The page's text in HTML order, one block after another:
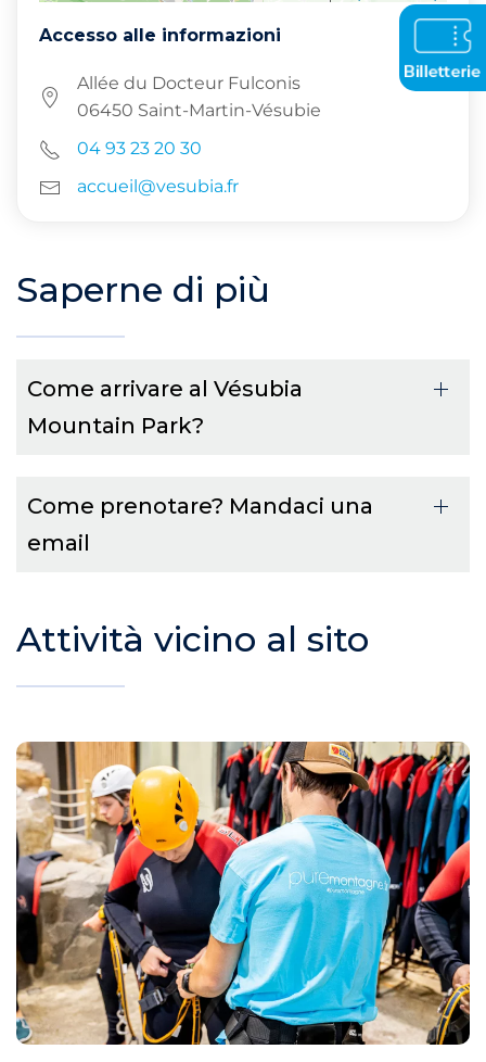
Accesso alle informazioni
Allée du Docteur Fulconis
06450 Saint-Martin-Vésubie
04 93 23 20 30
accueil@vesubia.fr
Saperne di più
Come arrivare al Vésubia
Mountain Park?
Come prenotare? Mandaci una
email
Attività vicino al sito